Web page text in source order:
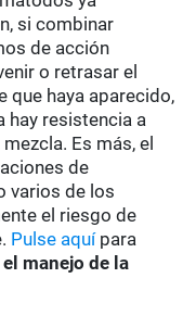
si combinar
de acción
o retrasar el
que haya aparecido,
hay resistencia a
Es más, el
de
varios de los
el riesgo de
Pulse aquí para
manejo de la